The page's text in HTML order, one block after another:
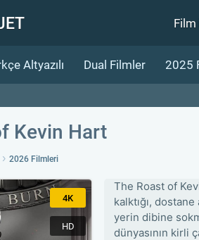
Film
Altyazılı Dual Filmler 2025
Kevin Hart
2026 Filmleri
4K
HD
The Roast of
kalktığı,
yerin dibine
dünyasının kirli